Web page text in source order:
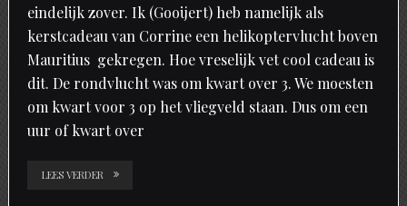
eindelijk zover. Ik (Gooijert) heb namelijk als
kerstcadeau van Corrine een helikoptervlucht boven
Mauritius gekregen. Hoe vreselijk vet cool cadeau is
dit. De rondvlucht was om kwart over 3. We moesten
om kwart voor 3 op het vliegveld staan. Dus om een
uur of kwart over
LEES VERDER